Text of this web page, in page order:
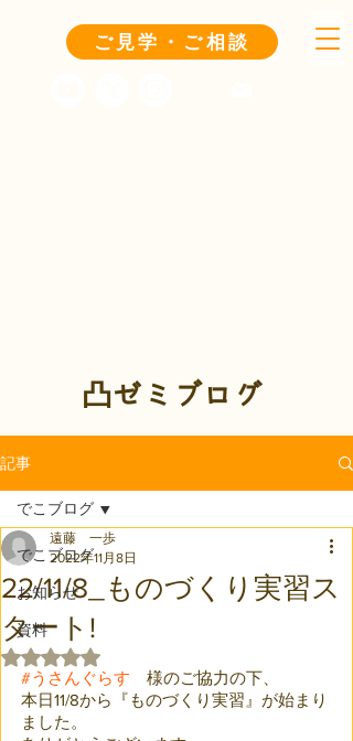
ご見学・ご相談
凸ゼミブログ
記事
でこブログ
お知らせ
資料
でこブログ
22/11/8_ものづくり実習ス
タート!
遠藤 一歩
2022年11月8日
5つ星のうちNaNと評価されています。
#うさんぐらす 様のご協力の下、
本日11/8から『ものづくり実習』が始まり
ました。